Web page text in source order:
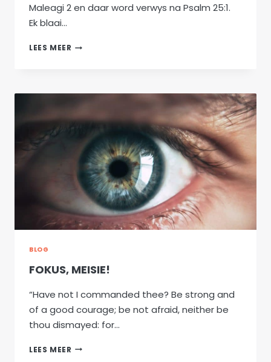
Maleagi 2 en daar word verwys na Psalm 25:1.
Ek blaai…
LEES MEER MY
BLOG
FOKUS, MEISIE!
“Have not I commanded thee? Be strong and
of a good courage; be not afraid, neither be
thou dismayed: for…
LEES MEER FOKUS,